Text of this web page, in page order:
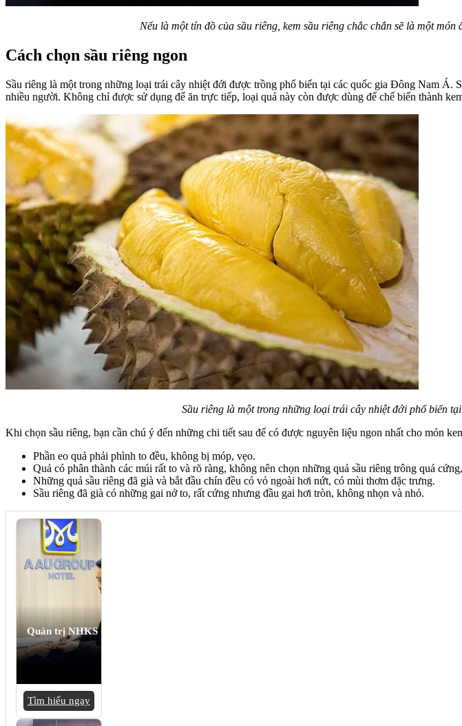
Nếu là một tín đồ của sầu riêng, kem sầu riêng chắc chắn sẽ là một
Cách chọn sầu riêng ngon
Sầu riêng là một trong những loại trái cây nhiệt đới được trồng phổ biến tại các quốc gia Đông Nam Á.
nhiều người. Không chỉ được sử dụng để ăn trực tiếp, loại quả này còn được dùng để chế biến thành
Sầu riêng là một trong những loại trái cây nhiệt đới phổ biến
Khi chọn sầu riêng, bạn cần chú ý đến những chi tiết sau để có được nguyên liệu ngon nhất cho món
Phần eo quả phải phình to đều, không bị móp, vẹo.
Quả có phân thành các múi rất to và rõ ràng, không nên chọn những quả sầu riêng trông quá
Những quả sầu riêng đã già và bắt đầu chín đều có vỏ ngoài hơi nứt, có mùi thơm đặc trưng.
Sầu riêng đã già có những gai nở to, rất cứng nhưng đầu gai hơi tròn, không nhọn và nhỏ.
Quản trị NHKS
Tìm hiểu ngay